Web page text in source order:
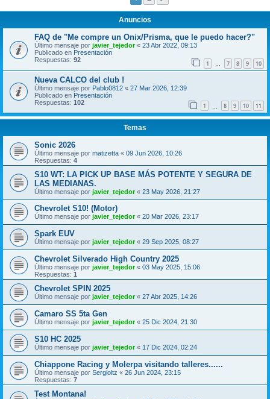
Anuncios
FAQ de "Me compre un Onix/Prisma, que le puedo hacer?"
Último mensaje por javier_tejedor« 23 Abr 2022, 09:13
Publicado en Presentación
Respuestas: 92 1 … 7 8 9 10
Nueva CALCO del club !
Último mensaje por Pablo0812 « 27 Mar 2026, 12:39
Publicado en Presentación
Respuestas: 102 1 8 9 10 11
Temas
Sonic 2026
Último mensaje por matizetta « 09 Jun 2026, 10:26
Respuestas: 4
S10 WT: LA PICK UP BASE MÁS POTENTE Y SEGURA DE
LAS MEDIANAS.
Último mensaje por javier_tejedor« 23 May 2026, 21:27
Chevrolet S10! (Motor)
Último mensaje por javier_tejedor« 20 Mar 2026, 23:17
Spark EUV
Último mensaje por javier_tejedor« 29 Sep 2025, 08:27
Chevrolet Silverado High Country 2025
Último mensaje por javier_tejedor« 03 May 2025, 15:06
Respuestas: 1
Chevrolet SPIN 2025
Último mensaje por javier_tejedor« 27 Abr 2025, 14:26
Camaro SS 5ta Gen
Último mensaje por javier_tejedor« 25 Dic 2024, 21:30
S10 HC 2025
Último mensaje por javier_tejedor« 17 Dic 2024, 02:24
Chiappone Racing y Molerpa visitando talleres......
Último mensaje por Sergioltz « 26 Jun 2024, 23:15
Respuestas: 7
Test Montana!